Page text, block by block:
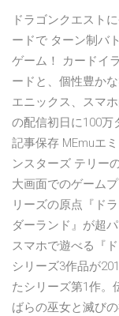
ドラゴンクエスト
ードで ターン制バ
ゲーム！ カードイ
ードと、個性豊か
エニックス、スマ
の配信初日に100万
記事保存 MEmuエ
ンスターズ テリー
大画面でのゲーム
リーズの原点『ド
ダーランド』が超
スマホで遊べる『
シリーズ3作品が
たシリーズ第1作。
ばらの巫女と滅び